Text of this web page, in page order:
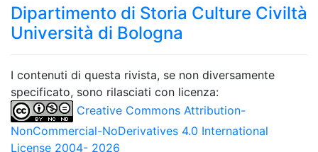
Dipartimento di Storia Culture Civiltà
Università di Bologna
I contenuti di questa rivista, se non diversamente
specificato, sono rilasciati con licenza:
Creative Commons Attribution-
NonCommercial-NoDerivatives 4.0 International
License 2004- 2026